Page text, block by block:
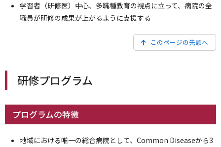
学習者（研修医）中心、多職種教育の視点に立って、病院の全
職員が研修の成果が上がるように支援する
このページの先頭へ
研修プログラム
プログラムの特徴
地域における唯一の総合病院として、Common Diseaseから3